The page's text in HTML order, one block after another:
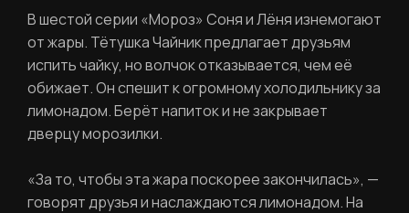
В шестой серии «Мороз» Соня и Лёня изнемогают
от жары. Тётушка Чайник предлагает друзьям
испить чайку, но волчок отказывается, чем её
обижает. Он спешит к огромному холодильнику за
лимонадом. Берёт напиток и не закрывает
дверцу морозилки.
«За то, чтобы эта жара поскорее закончилась», —
говорят друзья и наслаждаются лимонадом. На
РЕГИСТРАЦИЯ
Ваше имя